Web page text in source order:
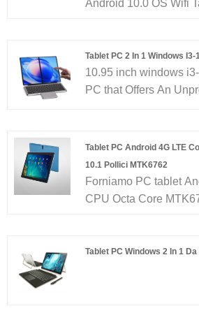
maggior parte del
in Cina......
Android 10.0 OS Wifi
posteriori con buone
8.0-8.1-9.0-10.0 WIFI
Android 10.0 GMS e
Tablet PC 2 In 1 Windows
10.95 inch windows
PC that Offers An
Performance
Company Is
Laptop / Mini Pc / AIO
(ISO , CE, ROSH ,
Tablet PC Android 4G LTE
10.1 Pollici MTK6762
Forniamo PC tablet
CPU Octa Core
servizi OEM / ODM
Tablet PC Windows 2 In 1